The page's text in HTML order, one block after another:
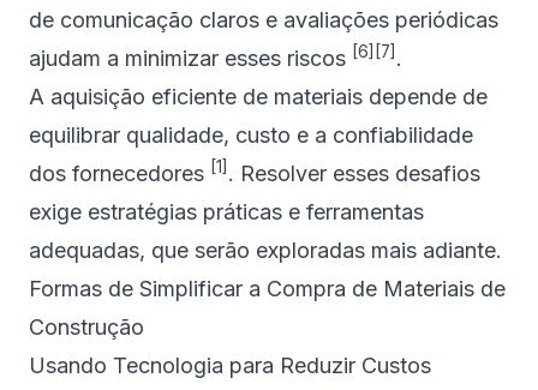
de comunicação claros e avaliações periódicas
ajudam a minimizar esses riscos [6] [7] .
A aquisição eficiente de materiais depende de
equilibrar qualidade, custo e a confiabilidade
dos fornecedores [1] . Resolver esses desafios
exige estratégias práticas e ferramentas
adequadas, que serão exploradas mais adiante.
sbb-itb-1ae0dd8
Formas de Simplificar a Compra de Materiais de
Construção
Usando Tecnologia para Reduzir Custos